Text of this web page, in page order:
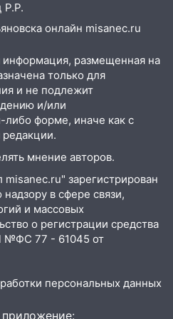
при ЦГКБ
на 7 и 8 лет
сбили над
и Саратовской
уверовала в
директора фирмы
налогов на 48
сбил
двое
ожидается
Р.Р.
онлайн misanec.ru
размещенная на
только для
и не подлежит
и/или
либо форме, иначе как с
мнение авторов.
зарегистрирован
в сфере связи,
и массовых
о регистрации средства
№ФС 77 - 61045 от
персональных данных
приложение: